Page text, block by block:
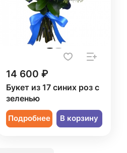
14 600 ₽
Букет из 17 синих роз с
зеленью
Подробнее В корзину